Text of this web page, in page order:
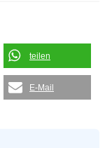
teilen
E-Mail